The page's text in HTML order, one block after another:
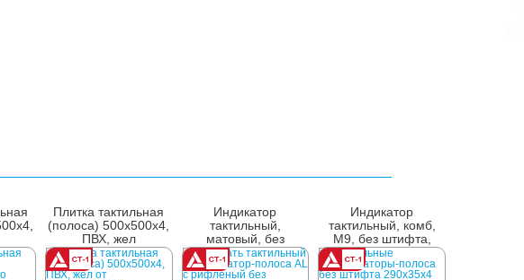
Плитка тактильная
(полоса) 500x500x4,
ПВХ, жел
Индикатор
тактильный,
матовый, без
штифта, AL,
4х35х300
Индикатор
тактильный, комб,
М9, без штифта,
AL/PL, 4х35х290, ж